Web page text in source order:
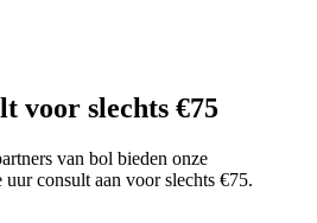
voor slechts €75
van bol bieden onze
uur consult aan voor slechts €75.